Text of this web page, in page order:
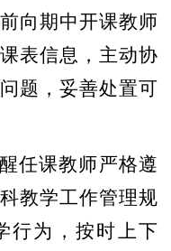
向期中开课教师
表信息，主动协
题，妥善处置可
任课教师严格遵
教学工作管理规
行为，按时上下